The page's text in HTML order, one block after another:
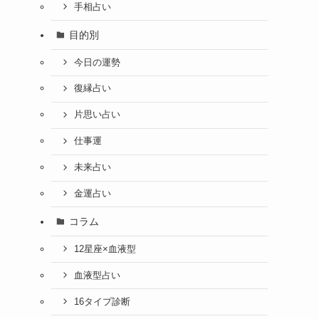
手相占い
目的別
今日の運勢
復縁占い
片思い占い
仕事運
未来占い
金運占い
コラム
12星座×血液型
血液型占い
16タイプ診断